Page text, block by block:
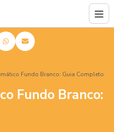
Fundo Branco: Guia Completo
Fundo Branco: